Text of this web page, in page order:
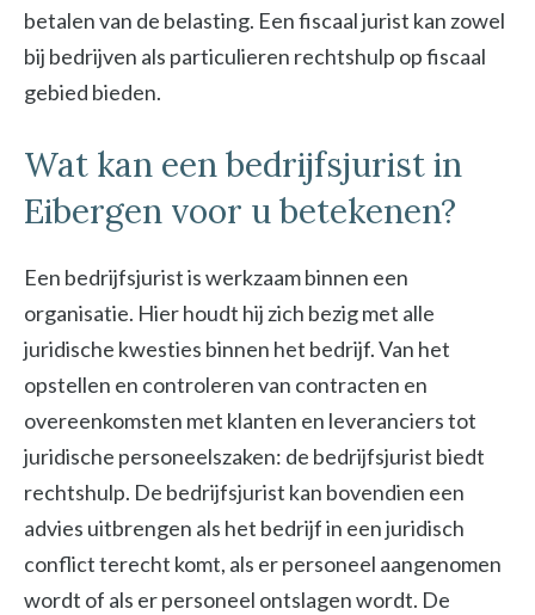
betalen van de belasting. Een fiscaal jurist kan zowel
bij bedrijven als particulieren rechtshulp op fiscaal
gebied bieden.
Wat kan een bedrijfsjurist in
Eibergen voor u betekenen?
Een bedrijfsjurist is werkzaam binnen een
organisatie. Hier houdt hij zich bezig met alle
juridische kwesties binnen het bedrijf. Van het
opstellen en controleren van contracten en
overeenkomsten met klanten en leveranciers tot
juridische personeelszaken: de bedrijfsjurist biedt
rechtshulp. De bedrijfsjurist kan bovendien een
advies uitbrengen als het bedrijf in een juridisch
conflict terecht komt, als er personeel aangenomen
wordt of als er personeel ontslagen wordt. De